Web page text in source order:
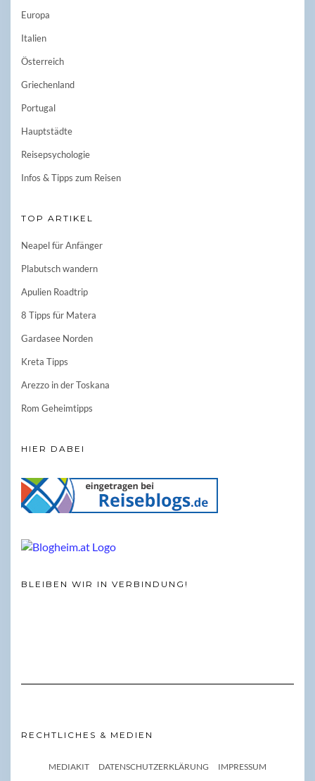
Europa
Italien
Österreich
Griechenland
Portugal
Hauptstädte
Reisepsychologie
Infos & Tipps zum Reisen
TOP ARTIKEL
Neapel für Anfänger
Plabutsch wandern
Apulien Roadtrip
8 Tipps für Matera
Gardasee Norden
Kreta Tipps
Arezzo in der Toskana
Rom Geheimtipps
HIER DABEI
BLEIBEN WIR IN VERBINDUNG!
RECHTLICHES & MEDIEN
MEDIAKIT DATENSCHUTZERKLÄRUNG IMPRESSUM